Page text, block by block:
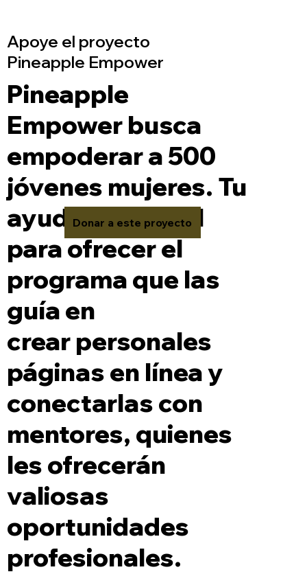
Apoye el proyecto
Pineapple Empower
Pineapple
Empower busca
empoderar a 500
jóvenes mujeres. Tu
ayuda es crucial
para ofrecer el
programa que las
guía en
crear personales
páginas en línea y
conectarlas con
mentores, quienes
les ofrecerán
valiosas
oportunidades
profesionales.
Donar a este proyecto